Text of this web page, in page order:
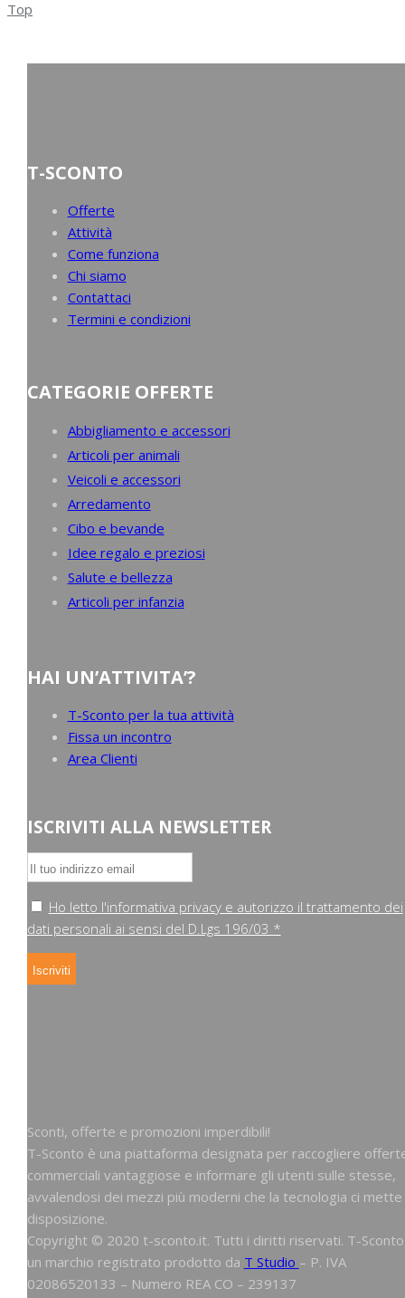
Top
T-SCONTO
Offerte
Attività
Come funziona
Chi siamo
Contattaci
Termini e condizioni
CATEGORIE OFFERTE
Abbigliamento e accessori
Articoli per animali
Veicoli e accessori
Arredamento
Cibo e bevande
Idee regalo e preziosi
Salute e bellezza
Articoli per infanzia
HAI UN’ATTIVITA’?
T-Sconto per la tua attività
Fissa un incontro
Area Clienti
ISCRIVITI ALLA NEWSLETTER
Ho letto l'informativa privacy e autorizzo il trattamento dei
dati personali ai sensi del D.Lgs 196/03 *
Sconti, offerte e promozioni imperdibili!
T-Sconto è una piattaforma designata per raccogliere
commerciali vantaggiose e informare gli utenti sulle stesse,
avvalendosi dei mezzi più moderni che la tecnologia ci mette
disposizione.
Copyright © 2020 t-sconto.it. Tutti i diritti riservati. T-
un marchio registrato prodotto da T Studio – P. IVA
02086520133 – Numero REA CO – 239137